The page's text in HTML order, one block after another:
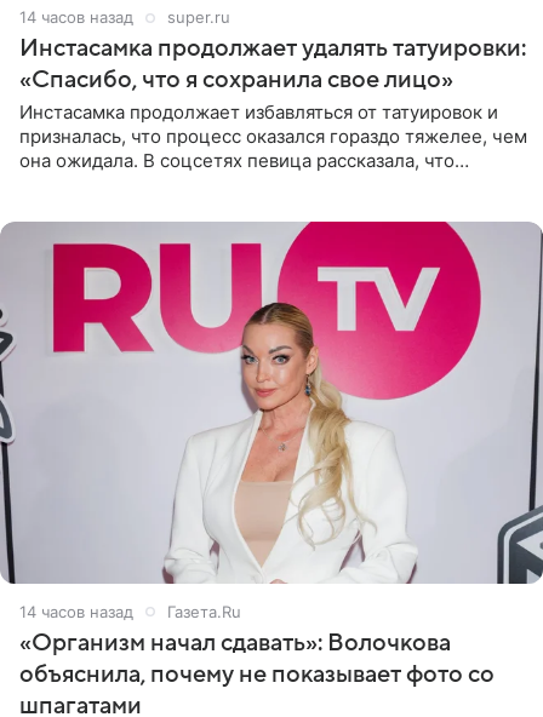
14 часов назад super.ru
Инстасамка продолжает удалять татуировки:
«Спасибо, что я сохранила свое лицо»
Инстасамка продолжает избавляться от татуировок и
призналась, что процесс оказался гораздо тяжелее, чем
она ожидала. В соцсетях певица рассказала, что
14 часов назад Газета.Ru
«Организм начал сдавать»: Волочкова
объяснила, почему не показывает фото со
шпагатами